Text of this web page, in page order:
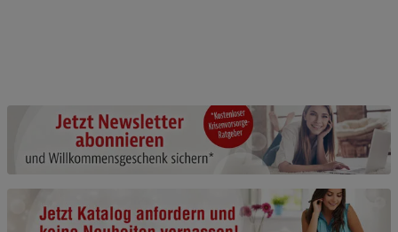
Beschreibung Notwendige Cookies
Cookie-Informationenanzeigen
Funktionale Cookies (1) Funktionale
Beschreibung Funktionale Cookies